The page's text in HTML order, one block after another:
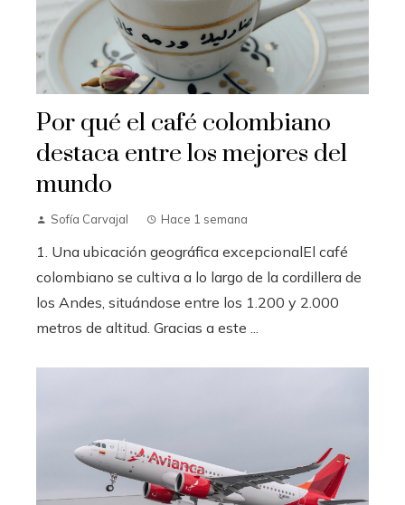
Por qué el café colombiano
destaca entre los mejores del
mundo
Sofía Carvajal Hace 1 semana
1. Una ubicación geográfica excepcionalEl café
colombiano se cultiva a lo largo de la cordillera de
los Andes, situándose entre los 1.200 y 2.000
metros de altitud. Gracias a este ...